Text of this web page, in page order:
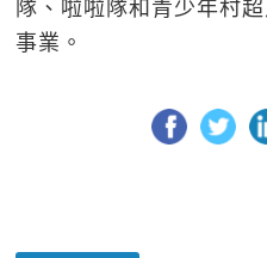
隊、啦啦隊和青少年村
事業。